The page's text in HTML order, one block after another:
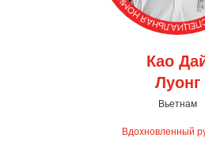
Као
Луонг
Вьетнам
Вдохновленный